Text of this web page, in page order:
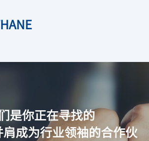
是你正在寻找的
成为行业领袖的合作伙